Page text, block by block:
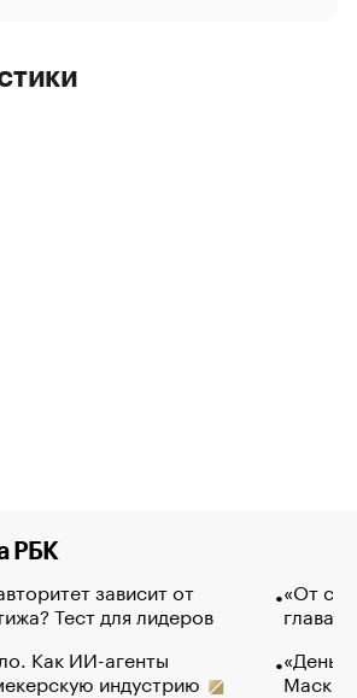
РБК
зависит от
Тест для лидеров
Как ИИ-агенты
индустрию
«От
глава
Маск в